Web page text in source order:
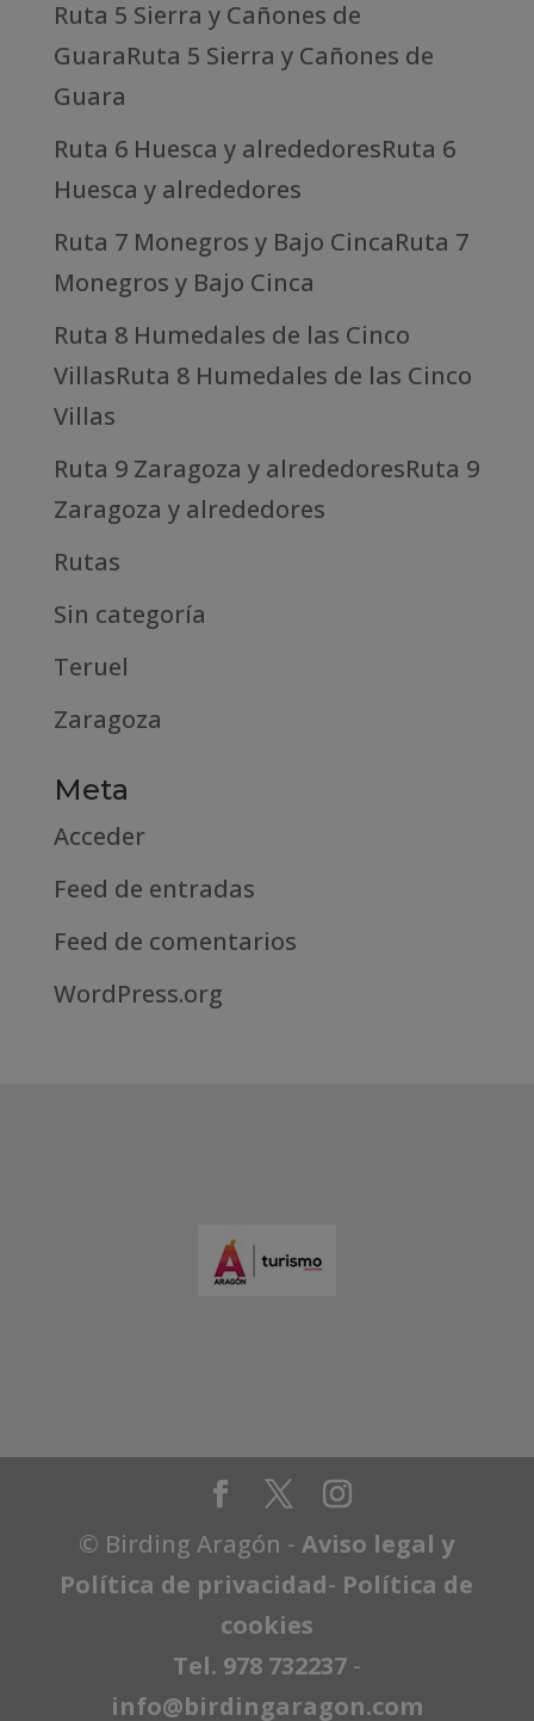
Ruta 5 Sierra y Cañones de
GuaraRuta 5 Sierra y Cañones de
Guara
Ruta 6 Huesca y alrededoresRuta 6
Huesca y alrededores
Ruta 7 Monegros y Bajo CincaRuta 7
Monegros y Bajo Cinca
Ruta 8 Humedales de las Cinco
VillasRuta 8 Humedales de las Cinco
Villas
Ruta 9 Zaragoza y alrededoresRuta 9
Zaragoza y alrededores
Rutas
Sin categoría
Teruel
Zaragoza
Meta
Acceder
Feed de entradas
Feed de comentarios
WordPress.org
© Birding Aragón -Aviso legal y
Política de privacidad- Política de
cookies
Tel. 978 732237 -
info@birdingaragon.com